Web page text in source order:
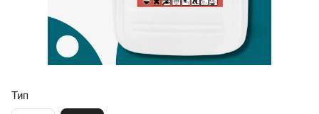
Тип